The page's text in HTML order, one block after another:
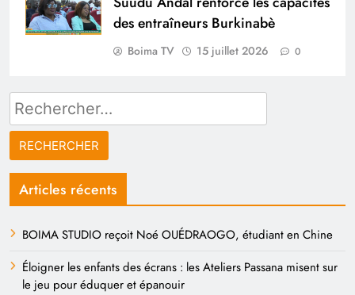
des entraîneurs Burkinabè
Boima TV 15 juillet 2026 0
Rechercher :
Articles récents
BOIMA STUDIO reçoit Noé OUÉDRAOGO, étudiant en Chine
Éloigner les enfants des écrans : les Ateliers Passana misent sur
le jeu pour éduquer et épanouir